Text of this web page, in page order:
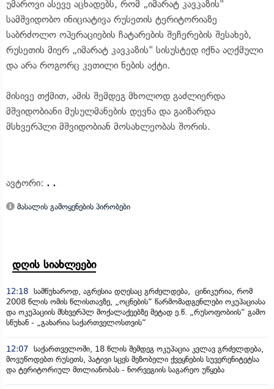
უმაროვი ასევე აცხადებს, რომ „იმარატ კავკაზის"
სამშვიდობო ინიციატივა რუსეთის ტერიტორიაზე
საბრძოლო ოპერაციების ჩატარების შეჩერების შესახებ,
რუსეთის მიერ „იმარატ კავკაზის" სისუსტედ იქნა აღქმული
და არა როგორც კეთილი ნების აქტი.
მისივე თქმით, ამის შემდეგ მხოლოდ გაძლიერდა
მშვიდობიანი მუსულმანების დევნა და გაიზარდა
მსხვერპლი მშვიდობიან მოსახლეობას შორის.
ავტორი: . .
მასალის გამოყენების პირობები
დღის სიახლეები
12:18 სამწუხაროდ, აგრესია დღესაც გრძელდება, ცინიკურია, რომ
2008 წლის ომის წლისთავზე, „ოცნების“ წარმომადგენლები ოკუპაციასა
და ოკუპაციის მსხვერპლ მოქალაქეებზე მეტად ე.წ. „რუსოფობიის“ გამო
სწუხან - „გახარია საქართველოსთვის“
12:07 საქართველოში, 18 წლის შემდეგ ოკუპაცია კვლავ გრძელდება,
მოვუწოდებთ რუსეთს, პატივი სცეს მეზობელი ქვეყნების სუვერენიტეტსა
და ტერიტორიულ მთლიანობას - ნორვეგიის საგარეო უწყება